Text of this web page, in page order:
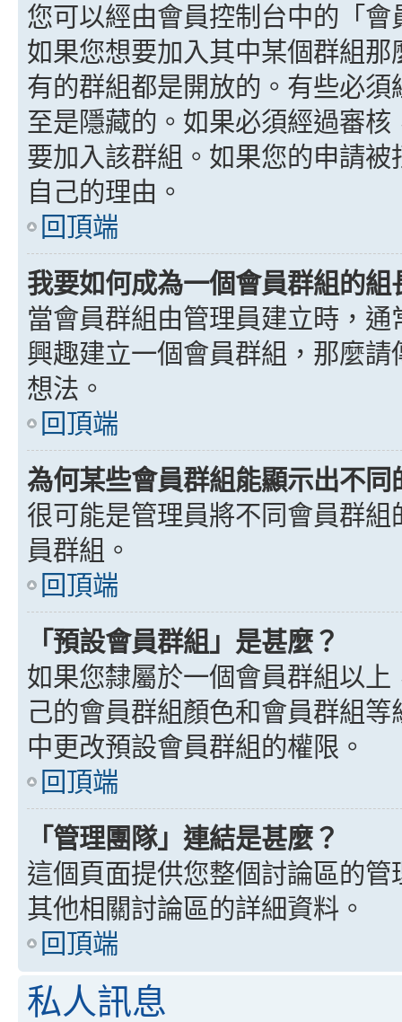
您可以經由會員控制台中的「
如果您想要加入其中某個群組
有的群組都是開放的。有些必
至是隱藏的。如果必須經過審
要加入該群組。如果您的申請
自己的理由。
回頂端
我要如何成為一個會員群組的組
當會員群組由管理員建立時，
興趣建立一個會員群組，那麼
想法。
回頂端
為何某些會員群組能顯示出不同
很可能是管理員將不同會員群
員群組。
回頂端
「預設會員群組」是甚麼？
如果您隸屬於一個會員群組以
己的會員群組顏色和會員群組
中更改預設會員群組的權限。
回頂端
「管理團隊」連結是甚麼？
這個頁面提供您整個討論區的
其他相關討論區的詳細資料。
回頂端
私人訊息